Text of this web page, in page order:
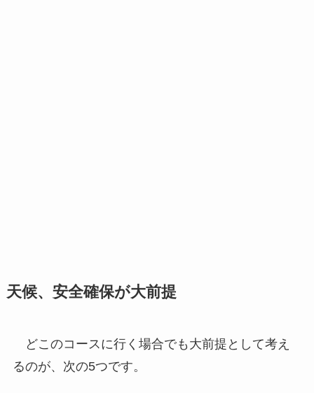
天候、安全確保が大前提
どこのコースに行く場合でも大前提として考え
るのが、次の5つです。